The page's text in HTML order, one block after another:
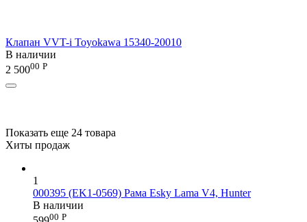
Клапан VVT-i Toyokawa 15340-20010
В наличии
2 50000 Р
Показать еще 24 товара
Хиты продаж
1
000395 (EK1-0569) Рама Esky Lama V4, Hunter
В наличии
00 Р